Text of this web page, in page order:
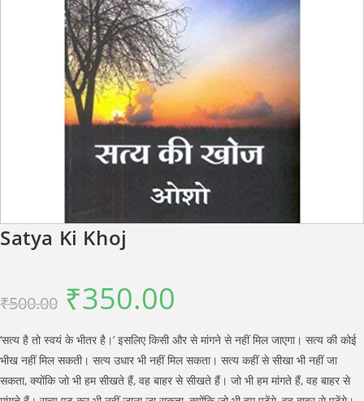
Satya Ki Khoj
₹500.00
Original
price
was:
₹350.00
‘सत्य है तो स्वयं के भीतर है।’ इसलिए किसी और से मांगने से नहीं मिल जाएगा। सत्य की कोई
भीख नहीं मिल सकती। सत्य उधार भी नहीं मिल सकता। सत्य कहीं से सीखा भी नहीं जा
सकता, क्योंकि जो भी हम सीखते हैं, वह बाहर से सीखते हैं। जो भी हम मांगते हैं, वह बाहर से